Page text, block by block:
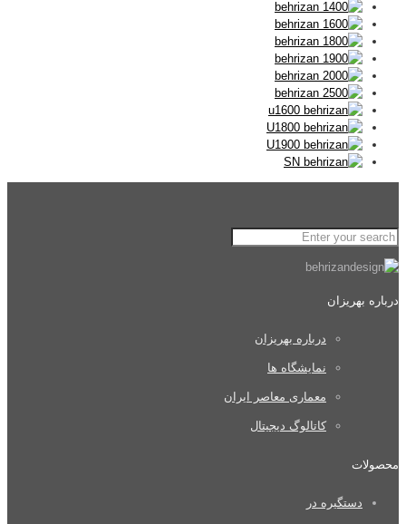
درباره بهریزان
درباره بهریزان
نمایشگاه ها
معماری معاصر ایران
کاتالوگ دیجیتال
محصولات
دستگیره در